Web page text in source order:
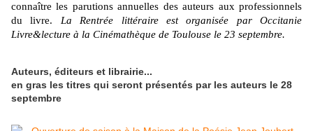
connaître les parutions annuelles des auteurs aux professionnels
du livre. La Rentrée littéraire est organisée par Occitanie
Livre&lecture à la Cinémathèque de Toulouse le 23 septembre.
Auteurs, éditeurs et librairie...
en gras les titres qui seront présentés par les auteurs le 28
septembre